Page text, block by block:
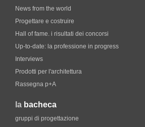
News from the world
Progettare e costruire
Hall of fame. i risultati dei concorsi
Up-to-date: la professione in progress
Interviews
Prodotti per l'architettura
Rassegna p+A
la bacheca
gruppi di progettazione